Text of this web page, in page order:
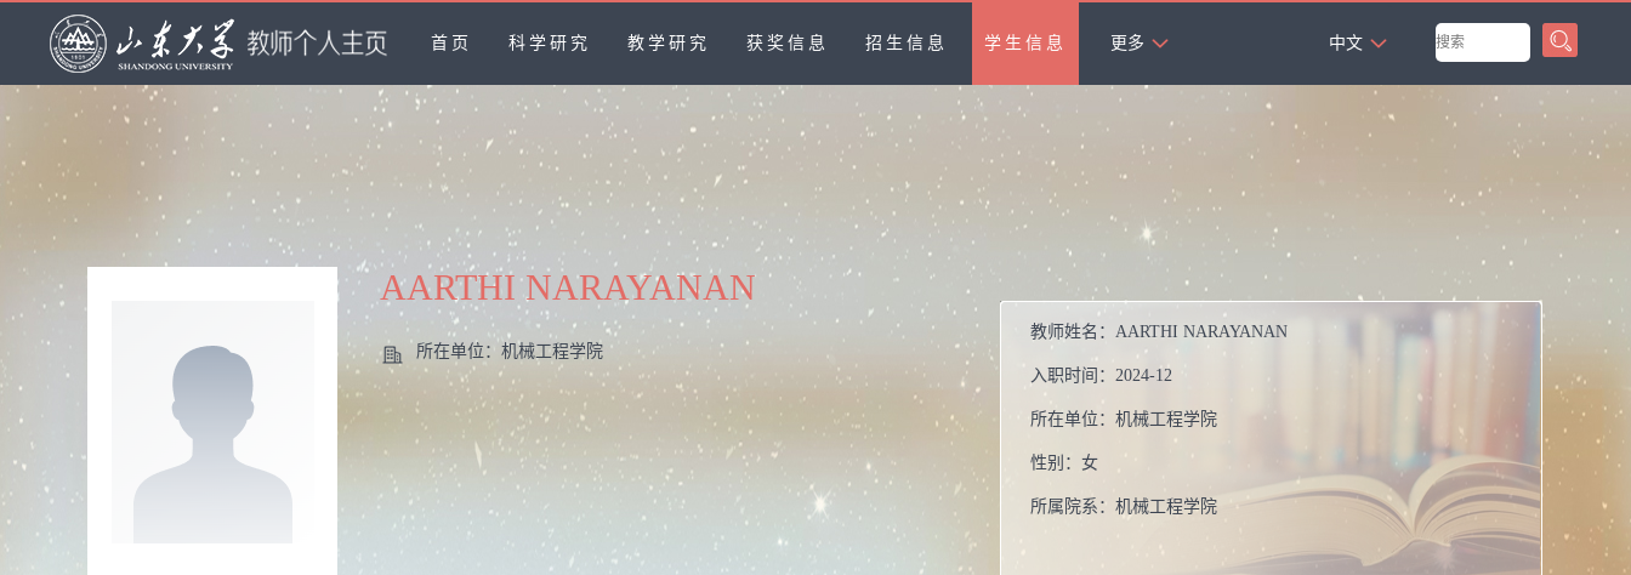
首页 科学研究 教学研究 获奖信息 招生信息 学生信息 更多
中文
AARTHI NARAYANAN
所在单位：机械工程学院
教师姓名： AARTHI NARAYANAN
入职时间： 2024-12
所在单位： 机械工程学院
性别： 女
所属院系： 机械工程学院